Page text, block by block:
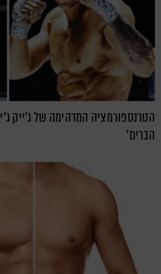
הטרנספורמציה המדהימה של ג'ייק
הברים'